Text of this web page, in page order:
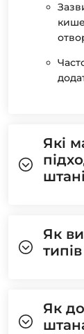
Які
Як
Як